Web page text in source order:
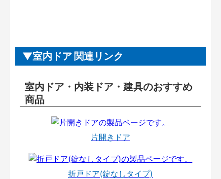
室内ドア 関連リンク
室内ドア・内装ドア・建具のおすすめ
商品
片開きドア
折戸ドア(錠なしタイプ)